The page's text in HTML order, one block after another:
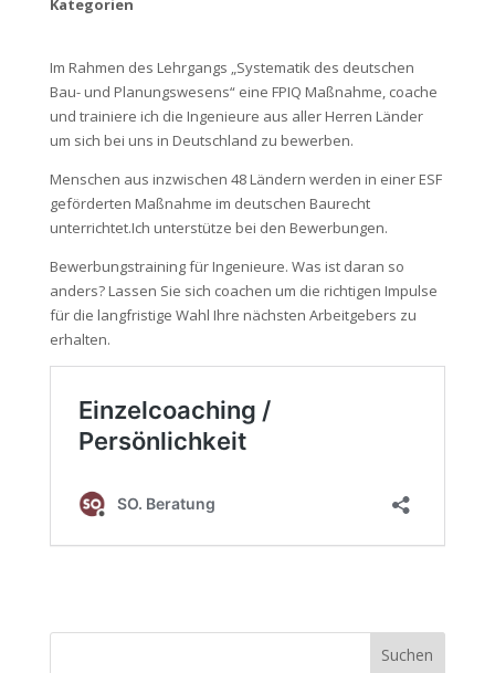
Kategorien
Im Rahmen des Lehrgangs „Systematik des deutschen
Bau- und Planungswesens“ eine FPIQ Maßnahme, coache
und trainiere ich die Ingenieure aus aller Herren Länder
um sich bei uns in Deutschland zu bewerben.
Menschen aus inzwischen 48 Ländern werden in einer ESF
geförderten Maßnahme im deutschen Baurecht
unterrichtet.Ich unterstütze bei den Bewerbungen.
Bewerbungstraining für Ingenieure. Was ist daran so
anders? Lassen Sie sich coachen um die richtigen Impulse
für die langfristige Wahl Ihre nächsten Arbeitgebers zu
erhalten.